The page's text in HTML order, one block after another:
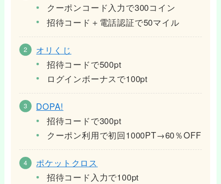
クーポンコード入力で300コイン
招待コード＋電話認証で50マイル
オリくじ
招待コードで500pt
ログインボーナスで100pt
DOPA!
招待コードで300pt
クーポン利用で初回1000PT→60％OFF
ポケットクロス
招待コード入力で100pt